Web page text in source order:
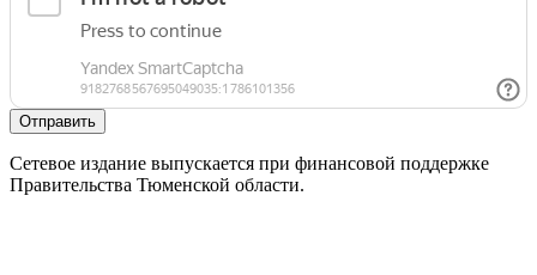
Отправить
Сетевое издание выпускается при финансовой поддержке
Правительства Тюменской области.